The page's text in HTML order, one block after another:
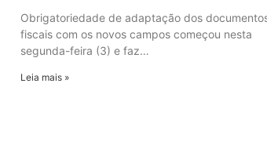
Obrigatoriedade de adaptação dos
fiscais com os novos campos começou nesta
segunda-feira (3) e faz…
Leia mais »